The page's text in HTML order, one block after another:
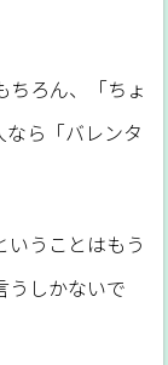
ちろん、「ちょ
ら「バレンタ
うことはもう
うしかないで